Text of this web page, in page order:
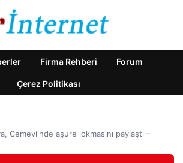
Firma Rehberi Forum
Çerez Politikası
Cemevi'nde aşure lokmasını paylaştı –